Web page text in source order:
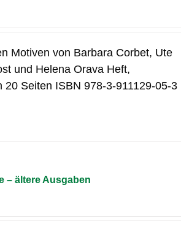
Motiven von Barbara Corbet, Ute
und Helena Orava Heft,
Seiten ISBN 978-3-911129-05-3
– ältere Ausgaben